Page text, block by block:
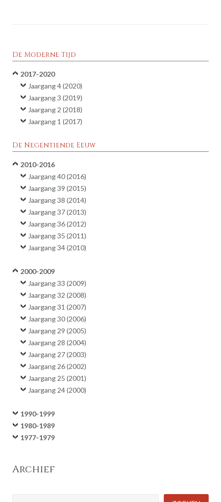
De Moderne Tijd
2017-2020
Jaargang 4 (2020)
Jaargang 3 (2019)
Jaargang 2 (2018)
Jaargang 1 (2017)
De Negentiende Eeuw
2010-2016
Jaargang 40 (2016)
Jaargang 39 (2015)
Jaargang 38 (2014)
Jaargang 37 (2013)
Jaargang 36 (2012)
Jaargang 35 (2011)
Jaargang 34 (2010)
2000-2009
Jaargang 33 (2009)
Jaargang 32 (2008)
Jaargang 31 (2007)
Jaargang 30 (2006)
Jaargang 29 (2005)
Jaargang 28 (2004)
Jaargang 27 (2003)
Jaargang 26 (2002)
Jaargang 25 (2001)
Jaargang 24 (2000)
1990-1999
1980-1989
1977-1979
Archief